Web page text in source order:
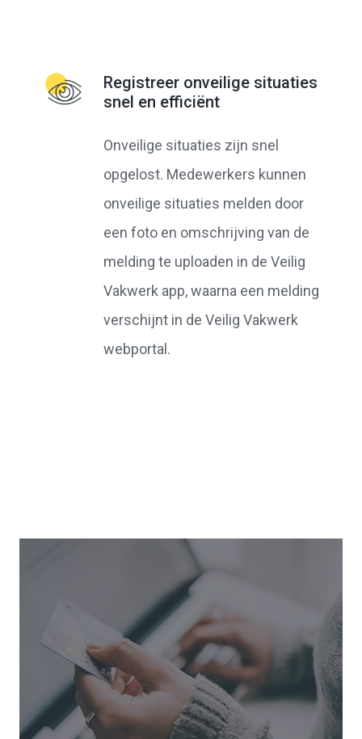
Registreer onveilige situaties
snel en efficiënt
Onveilige situaties zijn snel
opgelost. Medewerkers kunnen
onveilige situaties melden door
een foto en omschrijving van de
melding te uploaden in de Veilig
Vakwerk app, waarna een melding
verschijnt in de Veilig Vakwerk
webportal.